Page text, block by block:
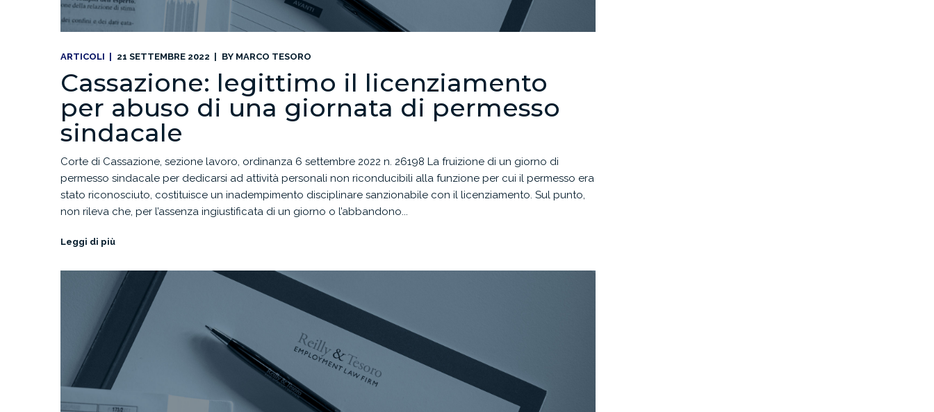
ARTICOLI 21 SETTEMBRE 2022 BY MARCO TESORO
Cassazione: legittimo il licenziamento
per abuso di una giornata di permesso
sindacale
Corte di Cassazione, sezione lavoro, ordinanza 6 settembre 2022 n. 26198 La fruizione di un giorno di
permesso sindacale per dedicarsi ad attività personali non riconducibili alla funzione per cui il permesso era
stato riconosciuto, costituisce un inadempimento disciplinare sanzionabile con il licenziamento. Sul punto,
non rileva che, per l’assenza ingiustificata di un giorno o l’abbandono...
Leggi di più